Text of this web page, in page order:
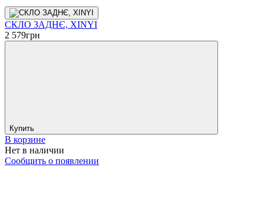
СКЛО ЗАДНЄ, XINYI
2 579грн
Купить
В корзине
Нет в наличии
Сообщить о появлении